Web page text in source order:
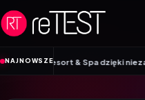
Przejdź do treści
NAJNOWSZE& Spa dzięki niezawodnej